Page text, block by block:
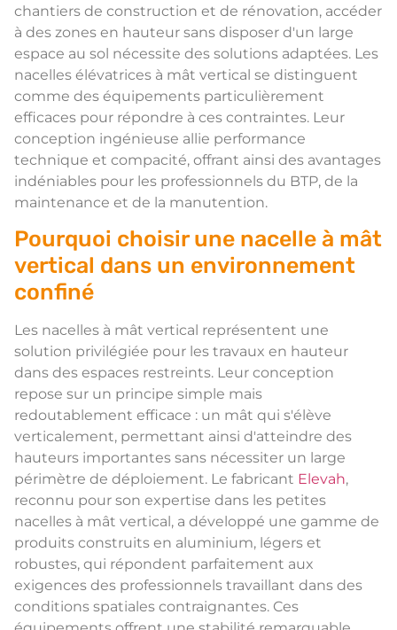
chantiers de construction et de rénovation, accéder
à des zones en hauteur sans disposer d'un large
espace au sol nécessite des solutions adaptées. Les
nacelles élévatrices à mât vertical se distinguent
comme des équipements particulièrement
efficaces pour répondre à ces contraintes. Leur
conception ingénieuse allie performance
technique et compacité, offrant ainsi des avantages
indéniables pour les professionnels du BTP, de la
maintenance et de la manutention.
Pourquoi choisir une nacelle à mât
vertical dans un environnement
confiné
Les nacelles à mât vertical représentent une
solution privilégiée pour les travaux en hauteur
dans des espaces restreints. Leur conception
repose sur un principe simple mais
redoutablement efficace : un mât qui s'élève
verticalement, permettant ainsi d'atteindre des
hauteurs importantes sans nécessiter un large
périmètre de déploiement. Le fabricant Elevah,
reconnu pour son expertise dans les petites
nacelles à mât vertical, a développé une gamme de
produits construits en aluminium, légers et
robustes, qui répondent parfaitement aux
exigences des professionnels travaillant dans des
conditions spatiales contraignantes. Ces